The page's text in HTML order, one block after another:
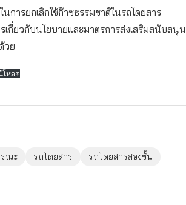
การยกเลิกใช้ก๊าซธรรมชาติในรถโดยสาร
กี่ยวกับนโยบายและมาตรการส่งเสริมสนับสนุน
วย
โหลด
รณะ รถโดยสาร
รถโดยสารสองชั้น